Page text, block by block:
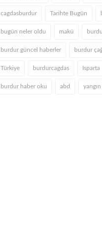
cagdasburdur Tarihte Bugün
bugün neler oldu makü
burdur güncel haberler burdur
Türkiye burdurcagdas Isparta
burdur haber oku abd yangın